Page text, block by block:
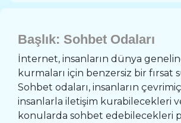
Başlık: Sohbet Odaları
İnternet, insanların dünya
kurmaları için benzersiz bir fırsat
Sohbet odaları, insanların
insanlarla iletişim kurabilecekleri
konularda sohbet edebilecekleri